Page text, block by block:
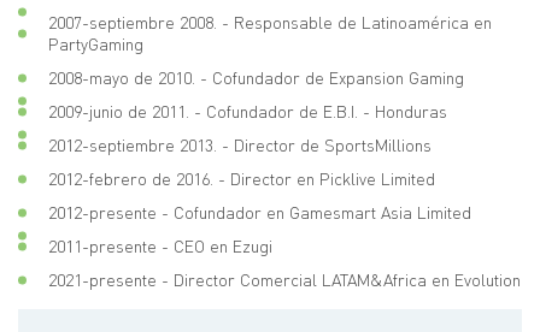
2007-septiembre 2008. - Responsable de Latinoamérica en
PartyGaming
2008-mayo de 2010. - Cofundador de Expansion Gaming
2009-junio de 2011. - Cofundador de E.B.I. - Honduras
2012-septiembre 2013. - Director de SportsMillions
2012-febrero de 2016. - Director en Picklive Limited
2012-presente - Cofundador en Gamesmart Asia Limited
2011-presente - CEO en Ezugi
2021-presente - Director Comercial LATAM&Africa en Evolution